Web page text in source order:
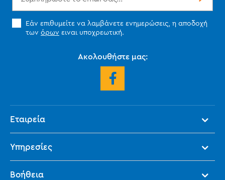
Εάν επιθυμείτε να λαμβάνετε ενημερώσεις, η αποδοχή
των όρων ειναι υποχρεωτική.
Ακολουθήστε μας:
Εταιρεία
Υπηρεσίες
Βοήθεια